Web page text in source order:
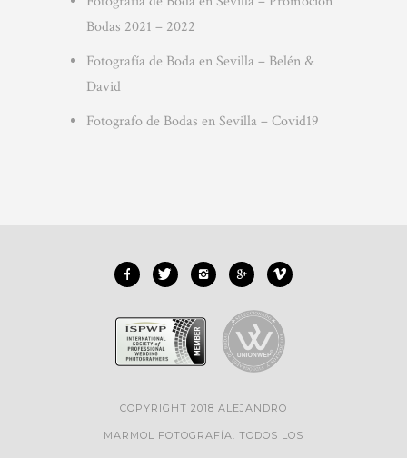
Bodas 2021 – 2022
Fotografía de Boda en Sevilla – Belén &
David
Fotografo de Bodas en Sevilla – Covid19
COPYRIGHT 2018 ALEJANDRO
MARMOL FOTOGRAFÍA. TODOS LOS